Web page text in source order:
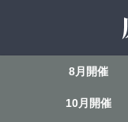
8月開催
10月開催